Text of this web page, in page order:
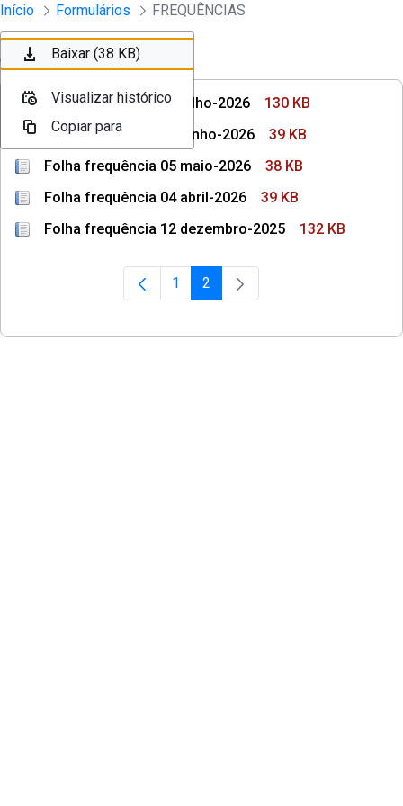
Pular para o Conteúdo principal
Divisão Minima - Escola Superior
Início Formulários FREQUÊNCIAS
Ordenar Filtro
Folha frequência 07 julho-2026
130 KB
Folha frequência 06 junho-2026
39 KB
Folha frequência 05 maio-2026
38 KB
Folha frequência 04 abril-2026
39 KB
Folha frequência 12 dezembro-2025
132 KB
Página
1 Página
2
Baixar (130 KB)
Visualizar histórico
Copiar para
Baixar (39 KB)
Visualizar histórico
Copiar para
Baixar (38 KB)
Visualizar histórico
Copiar para